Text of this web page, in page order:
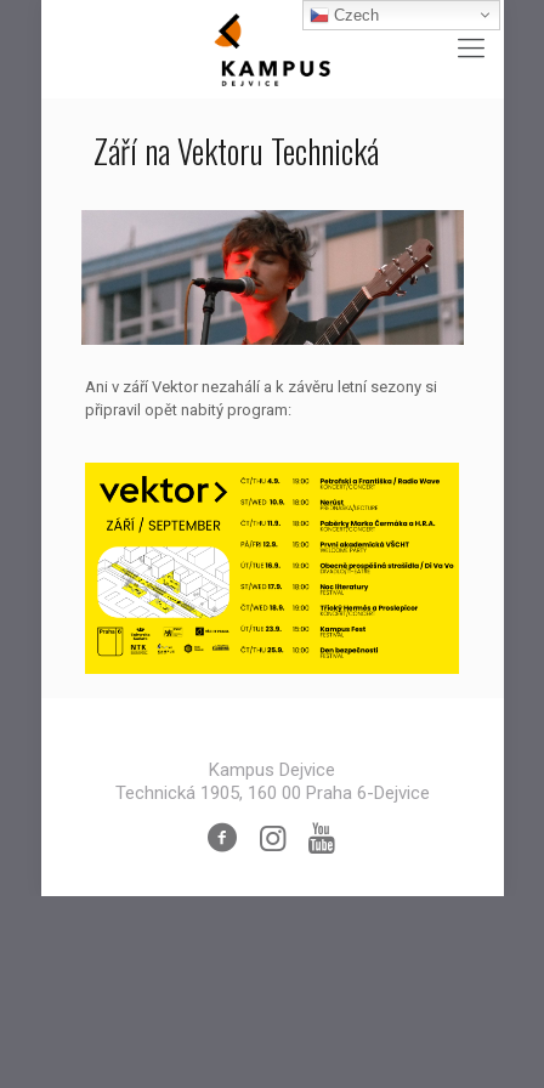
Září na Vektoru Technická
Ani v září Vektor nezahálí a k závěru letní sezony si
připravil opět nabitý program:
Kampus Dejvice
Technická 1905, 160 00 Praha 6-Dejvice
Czech